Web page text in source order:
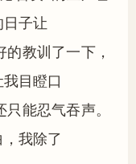
日子让
教训了一下，
目瞪口
能忍气吞声。
我除了